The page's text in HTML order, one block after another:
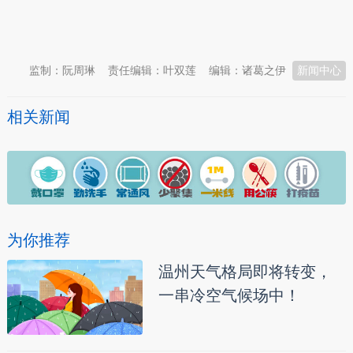
新闻中心
编辑：诸葛之伊
责任编辑：叶双莲
监制：阮周琳
相关新闻
为你推荐
温州天气格局即将转变，
一串冷空气候场中！